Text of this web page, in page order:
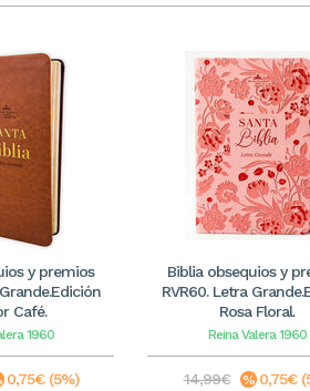
y premios
Café.
1960
0,75€ (5%)
Biblia obsequios y
RVR60. Letra
Rosa Floral.
Reina Valera 1960
14,99€ 0,75€